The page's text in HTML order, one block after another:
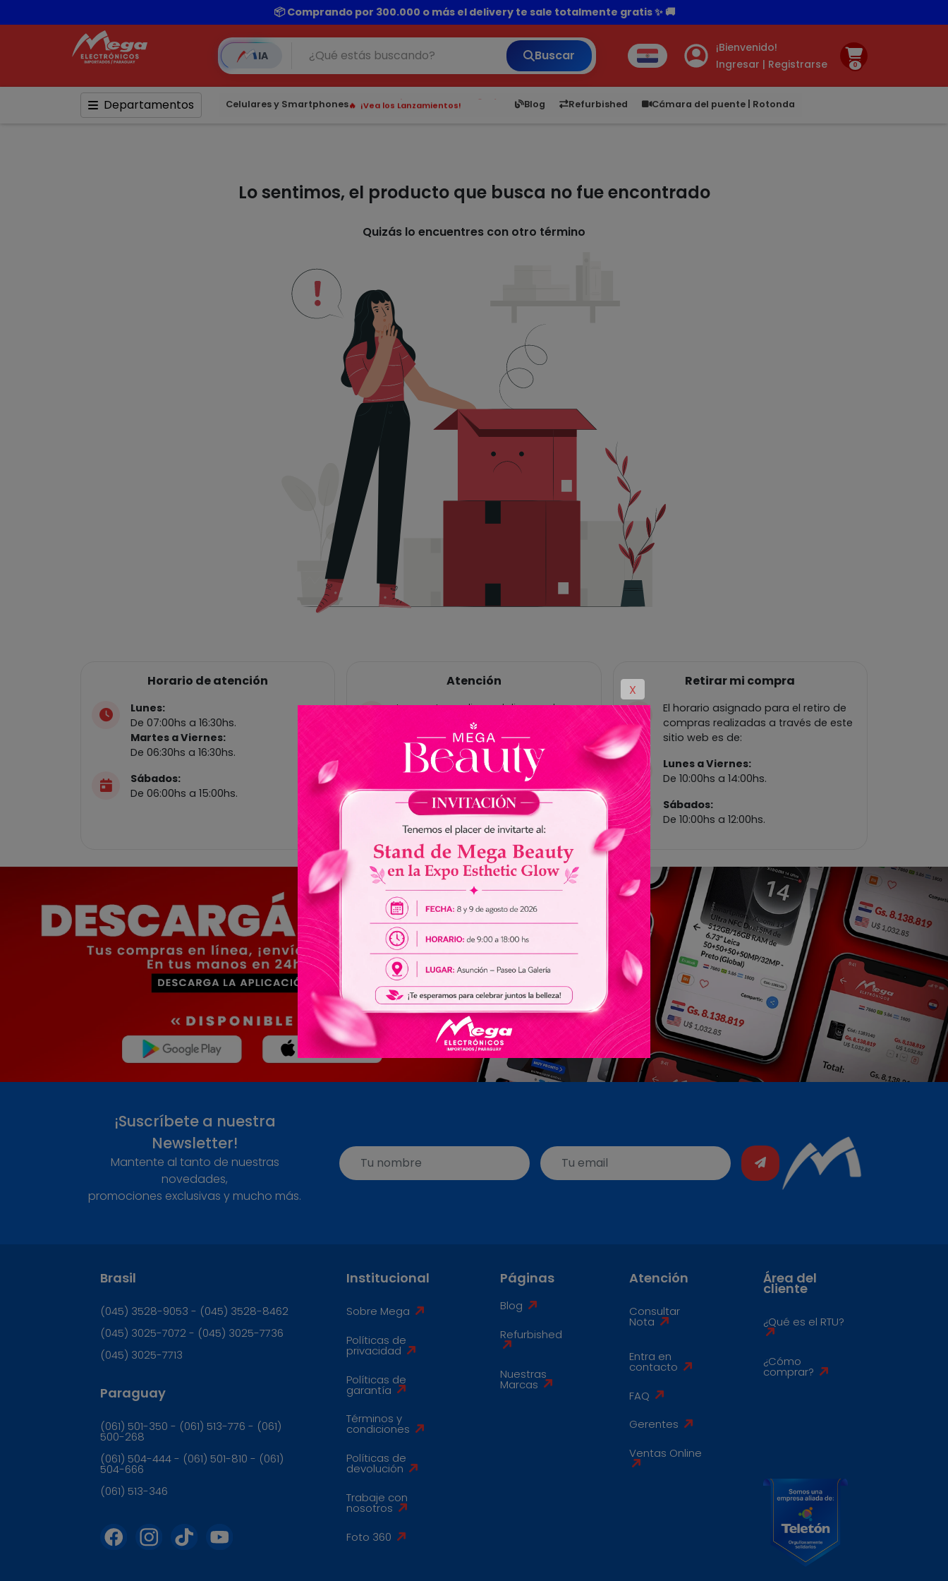
📦 Comprando por 300.000 o más el delivery te sale totalmente gratis ✨ 🚚
💳 ¡HASTA 24 CUOTAS SIN INTERÉS con tarjetas adheridas!
IA
Buscar
¡Bienvenido!
Ingresar | Registrarse
0
Departamentos Celulares y Smartphones
¡Hasta en 24 cuotas sin interés!
¡Vea los Lanzamientos!
Blog Refurbished Cámara del puente | Rotonda
6,050 5.24 1,900 1.00
Lo sentimos, el producto que busca no fue encontrado
Quizás lo encuentres con otro término
X
Horario de atención
Lunes:
De 07:00hs a 16:30hs.
Martes a Viernes:
De 06:30hs a 16:30hs.
Sábados:
De 06:00hs a 15:00hs.
Atención
Las ventas online y delivery solo
están habilitadas para Paraguay, no
tenemos cuentas bancárias en
Brasil.
No somos responsables por envios
de dinero a nuestros vendedores.
Retirar mi compra
El horario asignado para el retiro de
compras realizadas a través de este
sitio web es de:
Lunes a Viernes:
De 10:00hs a 14:00hs.
Sábados:
De 10:00hs a 12:00hs.
¡Suscríbete a nuestra
Newsletter!
Mantente al tanto de nuestras
novedades,
promociones exclusivas y mucho más.
Brasil
(045) 3528-9053 - (045) 3528-8462
(045) 3025-7072 - (045) 3025-7736
(045) 3025-7713
Paraguay
(061) 501-350 - (061) 513-776 - (061)
500-268
(061) 504-444 - (061) 501-810 - (061)
504-666
(061) 513-346
Institucional
Sobre Mega
Políticas de
privacidad
Políticas de
garantía
Términos y
condiciones
Políticas de
devolución
Trabaje con
nosotros
Foto 360
Páginas
Blog
Refurbished
Nuestras
Marcas
Atención
Consultar
Nota
Entra en
contacto
FAQ
Gerentes
Ventas Online
Área del
cliente
¿Qué es el RTU?
¿Cómo
comprar?